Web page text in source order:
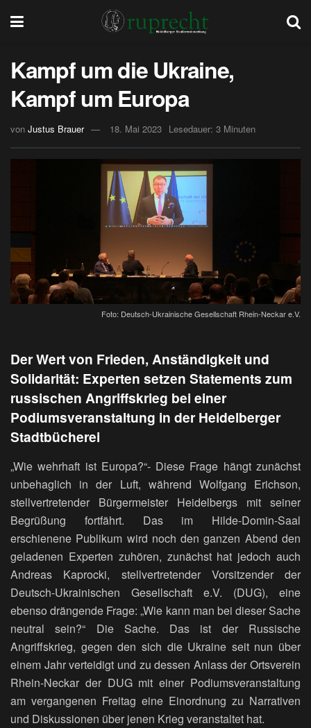
Kampf um die Ukraine,
Kampf um Europa
von Justus Brauer 18. Mai 2023 Lesedauer: 3 Minuten
Foto: Deutsch-Ukrainische Gesellschaft Rhein-Neckar e.V.
Der Wert von Frieden, Anständigkeit und
Solidarität: Experten setzen Statements zum
russischen Angriffskrieg bei einer
Podiumsveranstaltung in der Heidelberger
Stadtbücherei
„Wie wehrhaft ist Europa?“- Diese Frage hängt zunächst
unbehaglich in der Luft, während Wolfgang Erichson,
stellvertretender Bürgermeister Heidelbergs mit seiner
Begrüßung fortfährt. Das im Hilde-Domin-Saal
erschienene Publikum wird noch den ganzen Abend den
geladenen Experten zuhören, zunächst hat jedoch auch
Andreas Kaprocki, stellvertretender Vorsitzender der
Deutsch-Ukrainischen Gesellschaft e.V. (DUG), eine
ebenso drängende Frage: „Wie kann man bei dieser Sache
neutral sein?“ Die Sache. Das ist der Russische
Angriffskrieg, gegen den sich die Ukraine seit nun über
einem Jahr verteidigt und zu dessen Anlass der Ortsverein
Rhein-Neckar der DUG mit einer Podiumsveranstaltung
am vergangenen Freitag eine Einordnung zu Narrativen
und Diskussionen über jenen Krieg veranstaltet hat.